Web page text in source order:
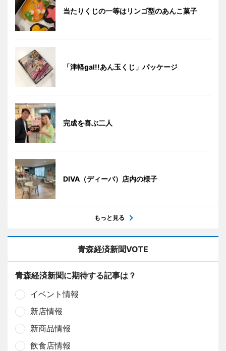
当たりくじの一等はリンゴ型のあんこ菓子
「津軽gal!!あん玉くじ」パッケージ
完成を喜ぶ二人
DIVA（ディーバ）店内の様子
もっと見る
青森経済新聞VOTE
青森経済新聞に期待する記事は？
イベント情報
新店情報
新商品情報
飲食店情報